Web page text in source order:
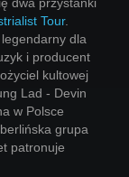
Tour.
dla
i producent
kultowej
Lad - Devin
w Polsce
grupa
patronuje